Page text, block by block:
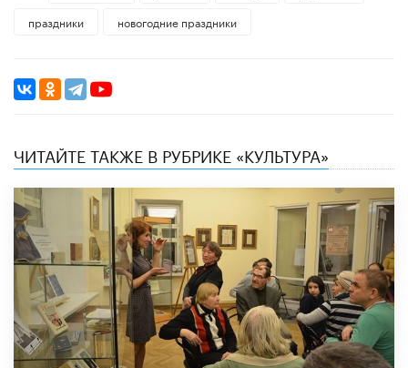
праздники
новогодние праздники
ЧИТАЙТЕ ТАКЖЕ В РУБРИКЕ «КУЛЬТУРА»